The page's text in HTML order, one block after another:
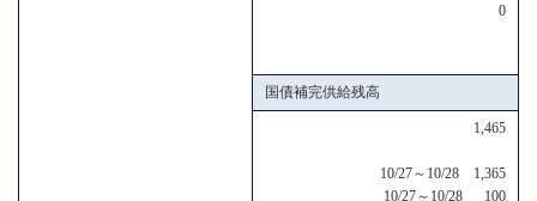
0
国債補完供給残高
1,465
10/27～10/28 1,365
10/27～10/28 100